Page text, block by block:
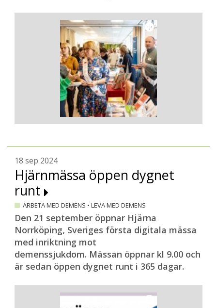
18 sep 2024
Hjärnmässa öppen dygnet
runt
ARBETA MED DEMENS • LEVA MED DEMENS
Den 21 september öppnar Hjärna
Norrköping, Sveriges första digitala mässa
med inriktning mot
demenssjukdom. Mässan öppnar kl 9.00 och
är sedan öppen dygnet runt i 365 dagar.